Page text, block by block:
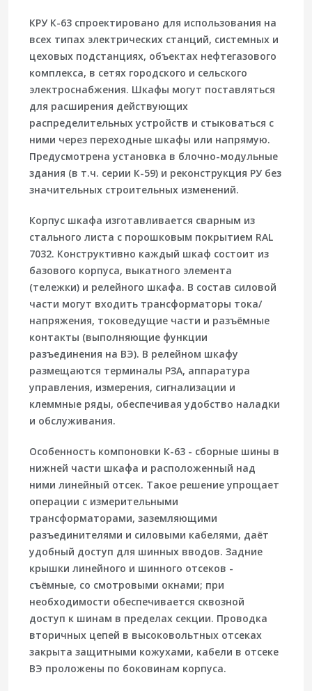
КРУ К-63 спроектировано для использования на
всех типах электрических станций, системных и
цеховых подстанциях, объектах нефтегазового
комплекса, в сетях городского и сельского
электроснабжения. Шкафы могут поставляться
для расширения действующих
распределительных устройств и стыковаться с
ними через переходные шкафы или напрямую.
Предусмотрена установка в блочно-модульные
здания (в т.ч. серии К-59) и реконструкция РУ без
значительных строительных изменений.
Корпус шкафа изготавливается сварным из
стального листа с порошковым покрытием RAL
7032. Конструктивно каждый шкаф состоит из
базового корпуса, выкатного элемента
(тележки) и релейного шкафа. В состав силовой
части могут входить трансформаторы тока/
напряжения, токоведущие части и разъёмные
контакты (выполняющие функции
разъединения на ВЭ). В релейном шкафу
размещаются терминалы РЗА, аппаратура
управления, измерения, сигнализации и
клеммные ряды, обеспечивая удобство наладки
и обслуживания.
Особенность компоновки К-63 - сборные шины в
нижней части шкафа и расположенный над
ними линейный отсек. Такое решение упрощает
операции с измерительными
трансформаторами, заземляющими
разъединителями и силовыми кабелями, даёт
удобный доступ для шинных вводов. Задние
крышки линейного и шинного отсеков -
съёмные, со смотровыми окнами; при
необходимости обеспечивается сквозной
доступ к шинам в пределах секции. Проводка
вторичных цепей в высоковольтных отсеках
закрыта защитными кожухами, кабели в отсеке
ВЭ проложены по боковинам корпуса.